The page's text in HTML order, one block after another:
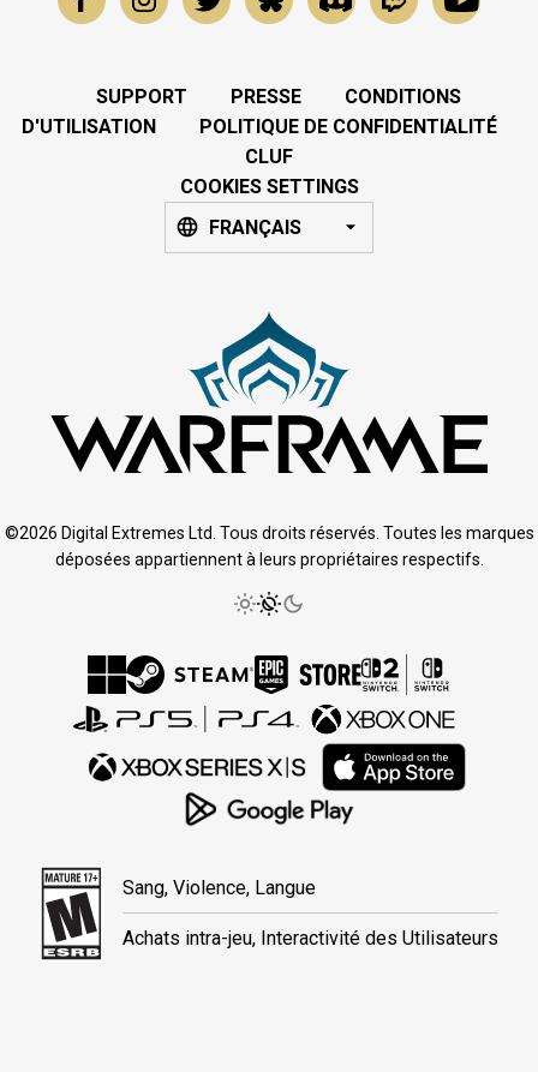
SUPPORT PRESSE
CONDITIONS
D'UTILISATION
POLITIQUE DE CONFIDENTIALITÉ
CLUF
COOKIES SETTINGS
FRANÇAIS
©2026 Digital Extremes Ltd. Tous droits réservés. Toutes les marques
déposées appartiennent à leurs propriétaires respectifs.
Sang, Violence, Langue
Achats intra-jeu, Interactivité des Utilisateurs